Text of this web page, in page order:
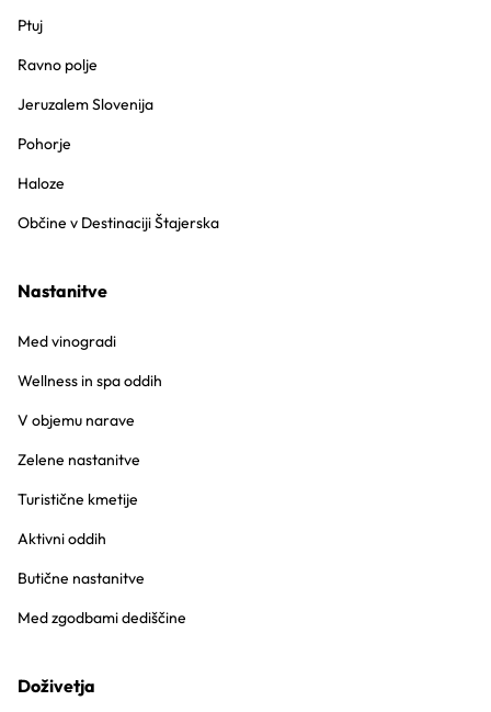
Ptuj
Ravno polje
Jeruzalem Slovenija
Pohorje
Haloze
Občine v Destinaciji Štajerska
Nastanitve
Med vinogradi
Wellness in spa oddih
V objemu narave
Zelene nastanitve
Turistične kmetije
Aktivni oddih
Butične nastanitve
Med zgodbami dediščine
Doživetja